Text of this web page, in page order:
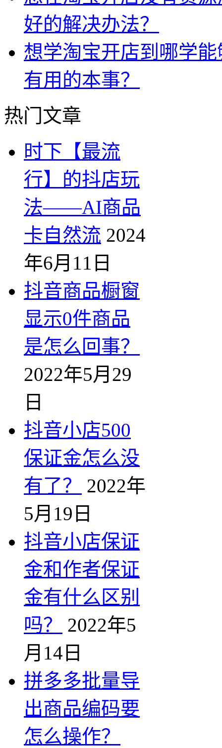
好的解决办法？
想学淘宝开店到哪学
有用的本事？
热门文章
时下【最流
行】的抖店玩
法——AI商品
卡自然流 2024
年6月11日
抖音商品橱窗
显示0件商品
是怎么回事？
2022年5月29
日
抖音小店500
保证金怎么没
有了？
2022年
5月19日
抖音小店保证
金和作者保证
金有什么区别
吗？
2022年5
月14日
拼多多批量导
出商品编码要
怎么操作？